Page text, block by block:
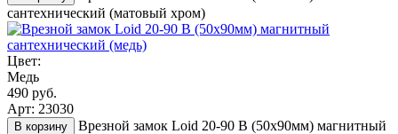
сантехнический (матовый хром)
Цвет:
Медь
490 руб.
Арт: 23030
В корзину
Врезной замок Loid 20-90 B (50х90мм) магнитный